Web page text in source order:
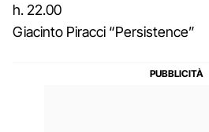
h. 22.00
Giacinto Piracci “Persistence”